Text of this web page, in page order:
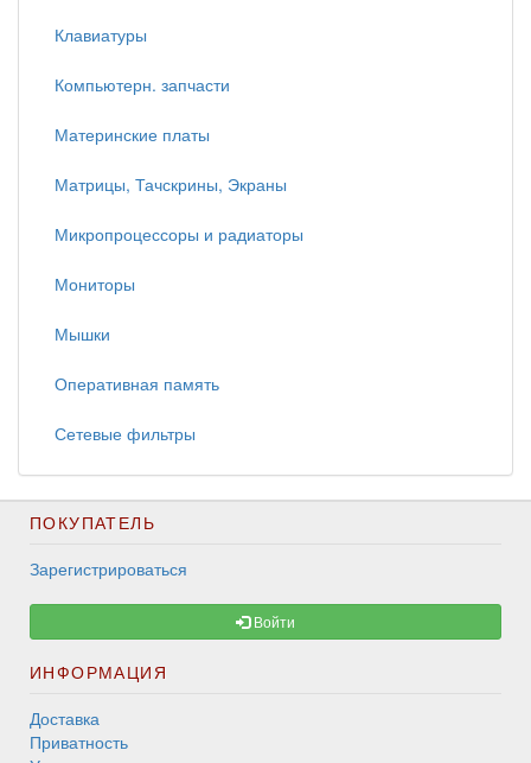
Клавиатуры
Компьютерн. запчасти
Материнские платы
Матрицы, Тачскрины, Экраны
Микропроцессоры и радиаторы
Мониторы
Мышки
Оперативная память
Сетевые фильтры
ПОКУПАТЕЛЬ
Зарегистрироваться
Войти
ИНФОРМАЦИЯ
Доставка
Приватность